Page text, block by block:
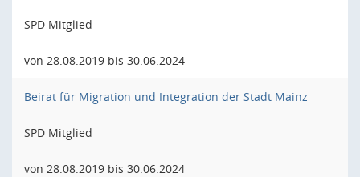
SPD Mitglied
von 28.08.2019 bis 30.06.2024
Beirat für Migration und Integration der Stadt Mainz
SPD Mitglied
von 28.08.2019 bis 30.06.2024